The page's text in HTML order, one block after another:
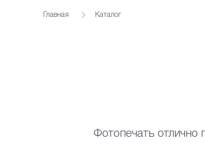
Главная Каталог
Фотопечать отлично